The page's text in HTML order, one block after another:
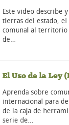
Este video describe
tierras del estado,
comunal al territorio
de…
El Uso de la Ley
Aprenda sobre
internacional para
de la caja de
serie de…